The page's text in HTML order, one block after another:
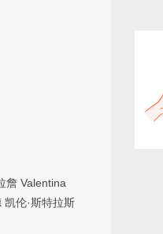
詹 Valentina
凯伦·斯特拉斯